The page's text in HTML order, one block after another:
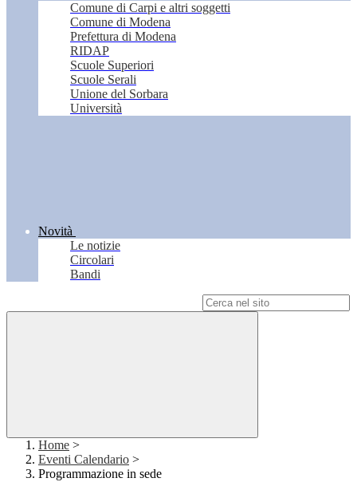
Comune di Carpi e altri soggetti
Comune di Modena
Prefettura di Modena
RIDAP
Scuole Superiori
Scuole Serali
Unione del Sorbara
Università
Novità
Le notizie
Circolari
Bandi
Home >
Eventi Calendario >
Programmazione in sede